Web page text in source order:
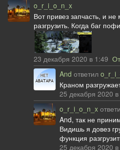
o_r_i_o_n_x
Вот привез запчасть, и не
разгрузить. Когда баг
23 декабря 2020 в 1:49
And ответил
Краном
25 декабря 2020
o_r_i_o_n_x
And, так не
Видишь я довез
функция
25 декабря 2020